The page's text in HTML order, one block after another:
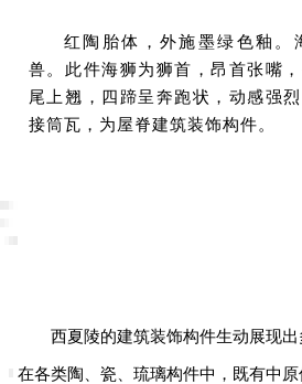
红陶胎体，外施墨绿色釉。
兽。此件海狮为狮首，昂首张嘴
尾上翘，四蹄呈奔跑状，动感强
接筒瓦，为屋脊建筑装饰构件。
西夏陵的建筑装饰构件生动展现出
在各类陶、瓷、琉璃构件中，既有中